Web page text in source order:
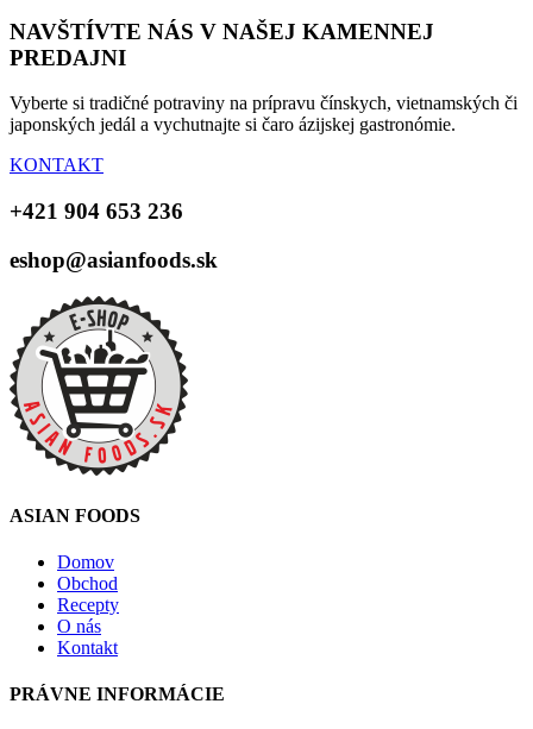
NAVŠTÍVTE NÁS V NAŠEJ KAMENNEJ
PREDAJNI
Vyberte si tradičné potraviny na prípravu čínskych, vietnamských či
japonských jedál a vychutnajte si čaro ázijskej gastronómie.
KONTAKT
+421 904 653 236
eshop@asianfoods.sk
ASIAN FOODS
Domov
Obchod
Recepty
O nás
Kontakt
PRÁVNE INFORMÁCIE